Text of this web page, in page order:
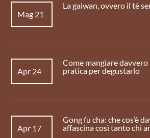
La gaiwan, ovvero il tè
Mag 21
Come mangiare
pratica per degustarlo
Apr 24
Gong fu cha: che cos’è
affascina così tanto chi
Apr 17